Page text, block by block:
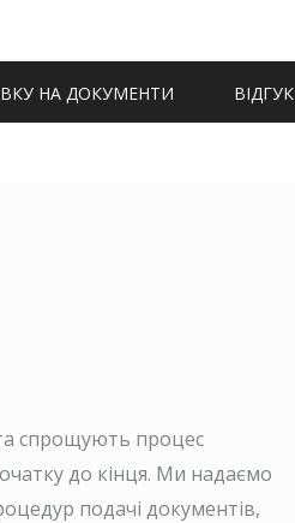
НА ДОКУМЕНТИ ВІДГУК
спрощують процес
до кінця. Ми надаємо
подачі документів,